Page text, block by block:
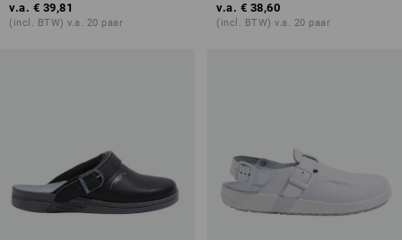
v.a. € 39,81
(incl. BTW) v.a. 20 paar
v.a. € 38,60
(incl. BTW) v.a. 20 paar